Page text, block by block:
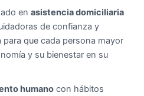
en asistencia domiciliaria
de confianza y
que cada persona mayor
y su bienestar en su
humano con hábitos